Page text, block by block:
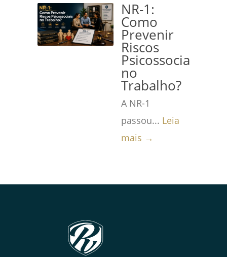
NR-1:
Como
Prevenir
Riscos
Psicossociais
no
Trabalho?
A NR-1
passou... Leia
mais →